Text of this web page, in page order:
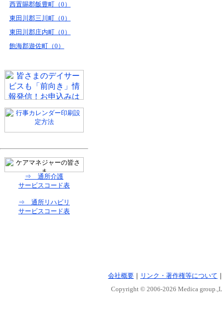
西置賜郡飯豊町（0）
東田川郡三川町（0）
東田川郡庄内町（0）
飽海郡遊佐町（0）
⇒ 通所介護
サービスコード表
⇒ 通所リハビリ
サービスコード表
会社概要 ｜ リンク・著作権等について
Copyright © 2006-2026 Medica